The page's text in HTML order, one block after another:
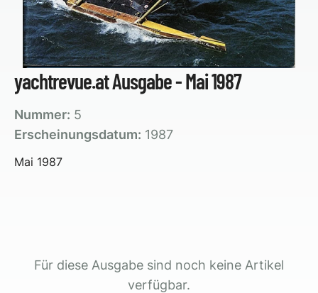
yachtrevue.at Ausgabe - Mai 1987
Nummer: 5
Erscheinungsdatum: 1987
Mai 1987
Für diese Ausgabe sind noch keine Artikel
verfügbar.